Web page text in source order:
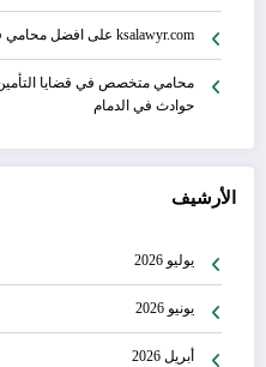
ksalawyr.com على افضل محامي
محامي متخصص في قضايا
حوادث في الدمام
الأرشيف
يوليو 2026
يونيو 2026
أبريل 2026